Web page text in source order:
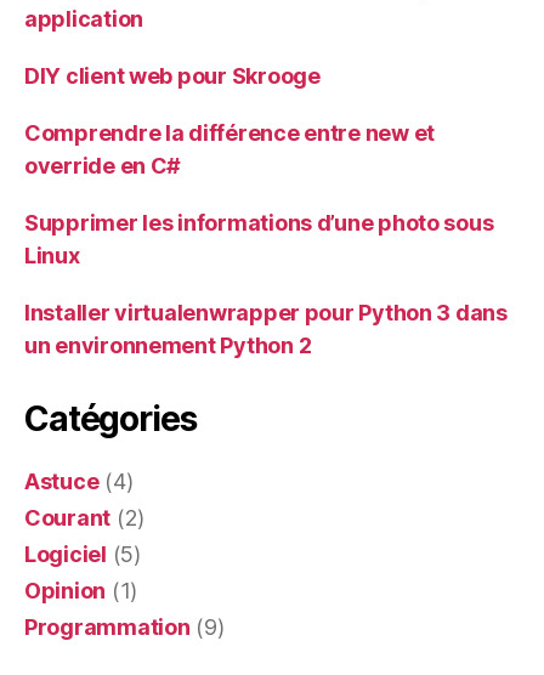
application
DIY client web pour Skrooge
Comprendre la différence entre new et
override en C#
Supprimer les informations d’une photo sous
Linux
Installer virtualenwrapper pour Python 3 dans
un environnement Python 2
Catégories
Astuce(4)
Courant (2)
Logiciel (5)
Opinion (1)
Programmation (9)